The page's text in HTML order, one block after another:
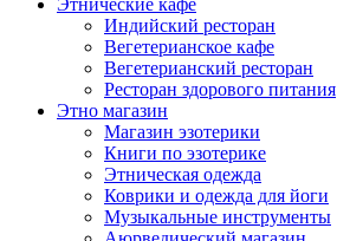
Индийский ресторан
Вегетерианское кафе
Вегетерианский ресторан
Ресторан здорового питания
Этно магазин
Магазин эзотерики
Книги по эзотерике
Этническая одежда
Коврики и одежда для йоги
Музыкальные инструменты